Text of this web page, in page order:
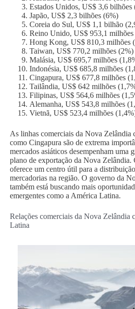
Estados Unidos, US$ 3,6 bilhões
Japão, US$ 2,3 bilhões (6%)
Coreia do Sul, US$ 1,1 bilhão
Reino Unido, US$ 953,1
Hong Kong, US$ 810,3 milhões
Taiwan, US$ 770,2 milhões (2%)
Malásia, US$ 695,7 milhões
Indonésia, US$ 685,8 milhões
Cingapura, US$ 677,8 milhões
Tailândia, US$ 642 milhões
Filipinas, US$ 564,6 milhões
Alemanha, US$ 543,8 milhões
Vietnã, US$ 523,4 milhões
As linhas comerciais da Nova Zelândia
como Cingapura são de extrema
mercados asiáticos desempenham uma
plano de exportação da Nova Zelândia.
oferece um centro útil para a
mercadorias na região. O governo da
também está buscando mais
emergentes como a América Latina.
Relações comerciais da Nova Zelândia
Latina